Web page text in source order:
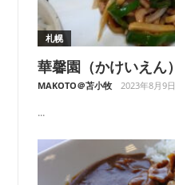
札幌
華馨園（かけいえん）
MAKOTO＠苫小牧 2023年8月9日
...